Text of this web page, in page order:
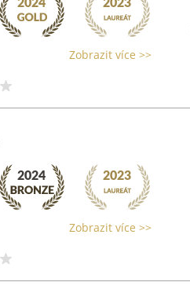
Zobrazit více >>
Zobrazit více >>